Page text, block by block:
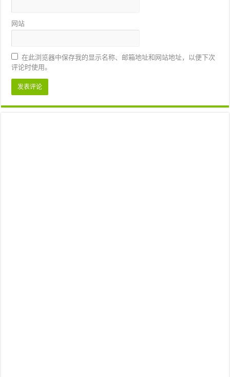
网站
在此浏览器中保存我的显示名称、邮箱地址和网站地址，以便下次
评论时使用。